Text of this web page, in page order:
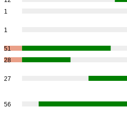
1
1
51
28
27
56